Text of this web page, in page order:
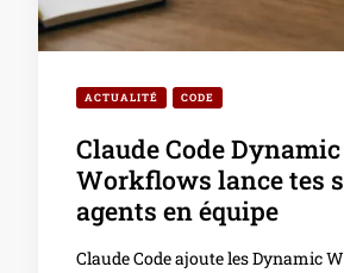
ACTUALITÉ CODE
Claude Code Dynamic
Workflows lance tes
agents en équipe
Claude Code ajoute les Dynamic